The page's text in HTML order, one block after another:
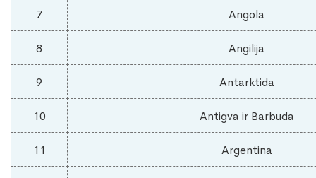
7 Angola
8 Angilija
9 Antarktida
10 Antigva ir Barbuda
11 Argentina